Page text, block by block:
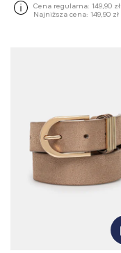
Cena regularna: 149,90 zł
Najniższa cena: 149,90 zł